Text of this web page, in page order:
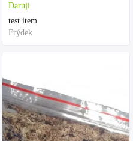
Daruji
test item
Frýdek